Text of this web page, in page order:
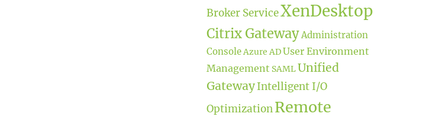
Broker ServiceXenDesktop
Citrix GatewayAdministration
ConsoleAzure ADUser Environment
Management SAMLUnified
GatewayIntelligent I/O
OptimizationRemote